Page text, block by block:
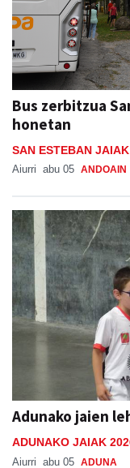
Bus zerbitzua
honetan
SAN ESTEBAN
Aiurri abu 05 ANDOAIN
Adunako jaien
ADUNAKO JAIAK
Aiurri abu 05 ADUNA